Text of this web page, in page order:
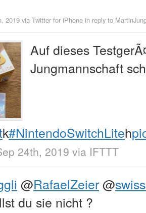
2019 via Twitter for iPhone in reply to
Auf dieses
Jungmannschaft
k#NintendoSwitchLiteh
24th, 2019 via IFTTT
@RafaelZeier@
du sie nicht ?